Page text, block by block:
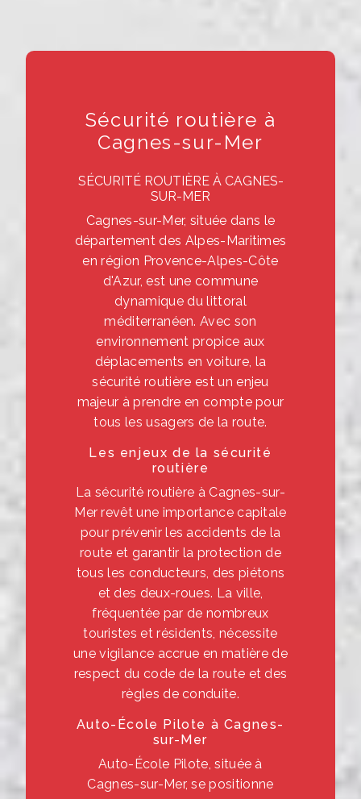
Sécurité routière à
Cagnes-sur-Mer
SÉCURITÉ ROUTIÈRE À CAGNES-
SUR-MER
Cagnes-sur-Mer, située dans le
département des Alpes-Maritimes
en région Provence-Alpes-Côte
d'Azur, est une commune
dynamique du littoral
méditerranéen. Avec son
environnement propice aux
déplacements en voiture, la
sécurité routière est un enjeu
majeur à prendre en compte pour
tous les usagers de la route.
Les enjeux de la sécurité
routière
La sécurité routière à Cagnes-sur-
Mer revêt une importance capitale
pour prévenir les accidents de la
route et garantir la protection de
tous les conducteurs, des piétons
et des deux-roues. La ville,
fréquentée par de nombreux
touristes et résidents, nécessite
une vigilance accrue en matière de
respect du code de la route et des
règles de conduite.
Auto-École Pilote à Cagnes-
sur-Mer
Auto-École Pilote, située à
Cagnes-sur-Mer, se positionne